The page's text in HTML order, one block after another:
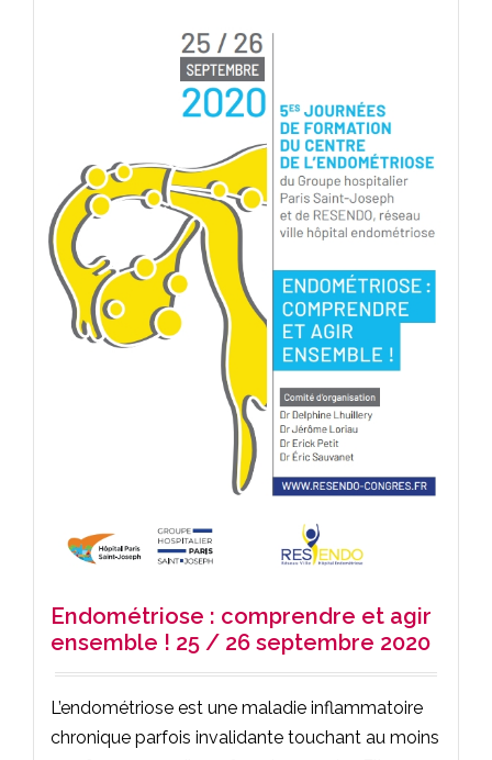
Endométriose : comprendre et agir
ensemble ! 25 / 26 septembre 2020
L’endométriose est une maladie inflammatoire
chronique parfois invalidante touchant au moins